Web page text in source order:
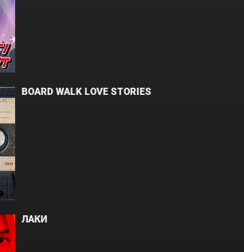
BOARD WALK LOVE STORIES
ЛАКИ